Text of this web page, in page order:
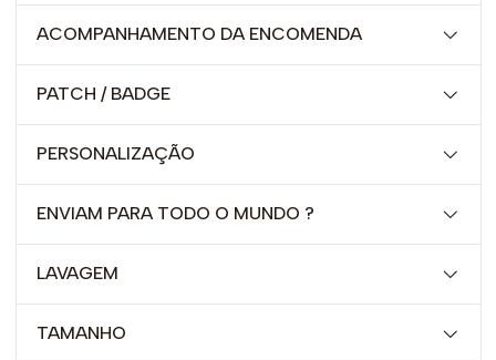
ACOMPANHAMENTO DA ENCOMENDA
PATCH / BADGE
PERSONALIZAÇÃO
ENVIAM PARA TODO O MUNDO ?
LAVAGEM
TAMANHO